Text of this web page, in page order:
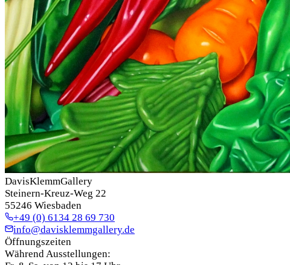
DavisKlemmGallery
Steinern-Kreuz-Weg 22
55246 Wiesbaden
+49 (0) 6134 28 69 730
info@davisklemmgallery.de
Öffnungszeiten
Während Ausstellungen: